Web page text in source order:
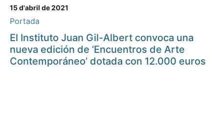
15 d'abril de 2021
Portada
El Instituto Juan Gil-Albert convoca una
nueva edición de ‘Encuentros de Arte
Contemporáneo’ dotada con 12.000 euros